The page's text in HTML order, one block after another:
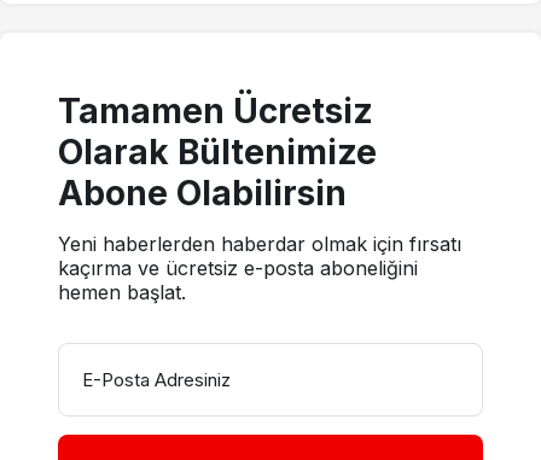
Tamamen Ücretsiz
Olarak Bültenimize
Abone Olabilirsin
Yeni haberlerden haberdar olmak için fırsatı
kaçırma ve ücretsiz e-posta aboneliğini
hemen başlat.
E-Posta Adresiniz